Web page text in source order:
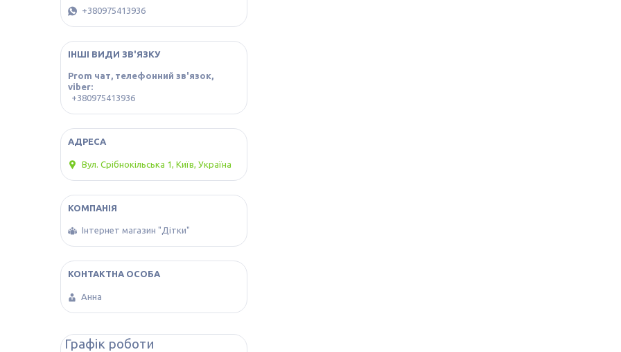
+380975413936
ІНШІ ВИДИ ЗВ'ЯЗКУ
Prom чат, телефонний зв'язок,
viber
+380975413936
Вул. Срібнокільська 1, Київ, Україна
Інтернет магазин "Дітки"
Анна
Графік роботи